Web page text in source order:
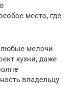
место, где
любые мелочи
кухни, даже
владельцу